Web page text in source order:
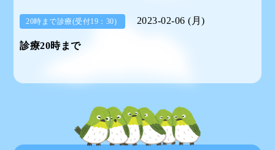
20時まで診療(受付19：30) 2023-02-06 (月)
診療20時まで